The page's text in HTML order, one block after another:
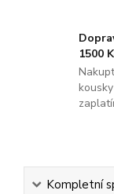
1500
Kompletní